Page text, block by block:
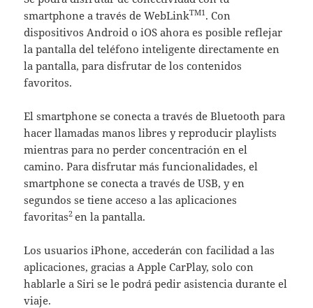
smartphone a través de WebLinkTM1 . Con
dispositivos Android o iOS ahora es posible reflejar
la pantalla del teléfono inteligente directamente en
la pantalla, para disfrutar de los contenidos
favoritos.
El smartphone se conecta a través de Bluetooth para
hacer llamadas manos libres y reproducir playlists
mientras para no perder concentración en el
camino. Para disfrutar más funcionalidades, el
smartphone se conecta a través de USB, y en
segundos se tiene acceso a las aplicaciones
favoritas2 en la pantalla.
Los usuarios iPhone, accederán con facilidad a las
aplicaciones, gracias a Apple CarPlay, solo con
hablarle a Siri se le podrá pedir asistencia durante el
viaje.